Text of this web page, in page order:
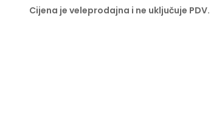
Cijena je veleprodajna i ne uključuje PDV.